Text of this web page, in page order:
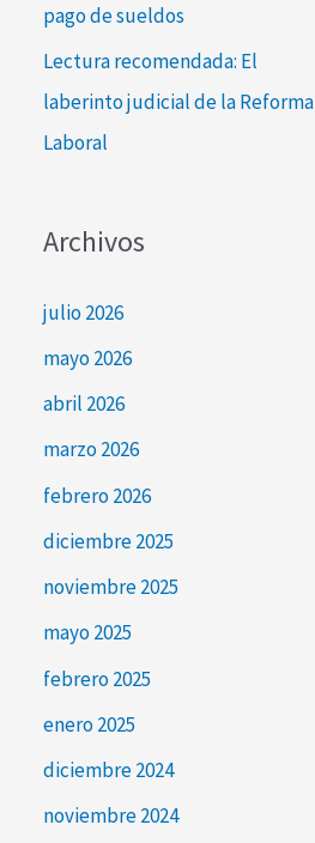
pago de sueldos
Lectura recomendada: El
laberinto judicial de la Reforma
Laboral
Archivos
julio 2026
mayo 2026
abril 2026
marzo 2026
febrero 2026
diciembre 2025
noviembre 2025
mayo 2025
febrero 2025
enero 2025
diciembre 2024
noviembre 2024